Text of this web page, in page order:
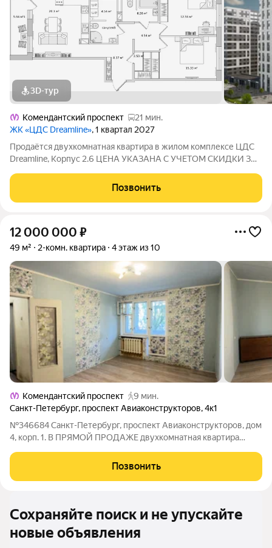
3D-тур
Комендантский проспект
21 мин.
ЖК «ЦДС Dreamline», 1 квартал 2027
Продаётся двухкомнатная квартира в жилом комплексе ЦДС
Dreamline, Корпус 2.6 ЦЕНА УКАЗАНА С УЧЕТОМ СКИДКИ ЗА
сертификат новосела в магазин ХОФФ на сумму 50 000
рублей. Им можно оплатить не
Позвонить
12 000 000 ₽
49 м² 2-комн. квартира 4 этаж из 10
Комендантский проспект
9 мин.
Санкт-Петербург, проспект Авиаконструкторов,4к1
№346684 Санкт-Петербург, проспект Авиаконструкторов, дом
4, корп. 1. В ПРЯМОЙ ПРОДАЖЕ двухкомнатная квартира
Общая площадь - 49 кв.м. Комнаты - 11,7+17 кв.м. Кухня - 8,3
кв.м. Прихожая- 6,2 кв.м.
Позвонить
Сохраняйте поиск и не упускайте
новые объявления